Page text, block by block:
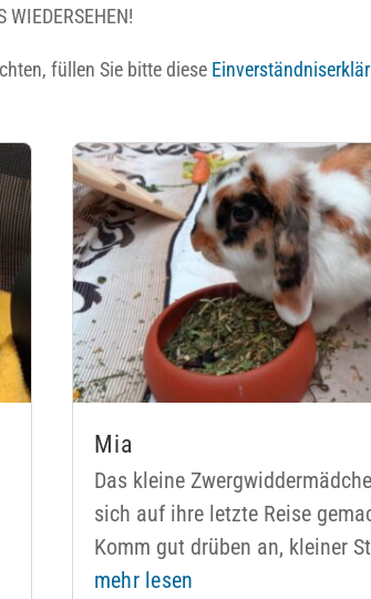
füllen Sie bitte diese
Mia
Das kleine
sich auf ihre letzte Reise
Komm gut drüben an, kleiner
mehr lesen